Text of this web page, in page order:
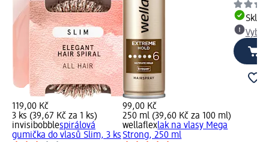
119,00 Kč
3 ks (39,67 Kč za 1 ks)
invisibobblespirálová
gumička do vlasů Slim, 3 ks
99,00 Kč
250 ml (39,60 Kč za 100 ml)
wellaflexlak na vlasy Mega
Strong, 250 ml